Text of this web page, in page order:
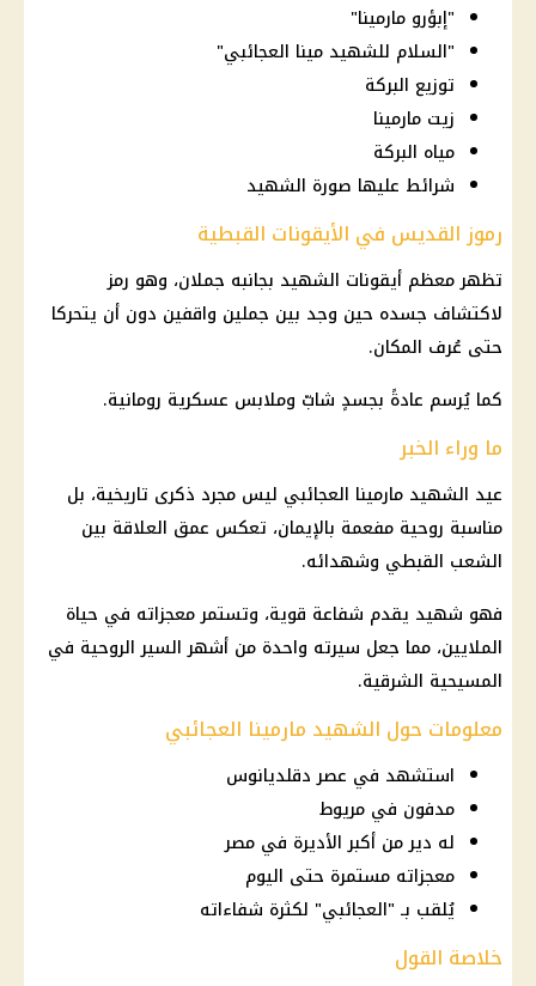
"إبؤرو مارمينا"
"السلام للشهيد مينا العجائبي"
توزيع البركة
زيت مارمينا
مياه البركة
شرائط عليها صورة الشهيد
رموز القديس في الأيقونات القبطية
تظهر معظم أيقونات الشهيد بجانبه جملان، وهو رمز
لاكتشاف جسده حين وجد بين جملين واقفين دون أن يتحركا
حتى عُرف المكان.
كما يُرسم عادةً بجسدٍ شابّ وملابس عسكرية رومانية.
ما وراء الخبر
عيد الشهيد مارمينا العجائبي ليس مجرد ذكرى تاريخية، بل
مناسبة روحية مفعمة بالإيمان، تعكس عمق العلاقة بين
الشعب القبطي وشهدائه.
فهو شهيد يقدم شفاعة قوية، وتستمر معجزاته في حياة
الملايين، مما جعل سيرته واحدة من أشهر السير الروحية في
المسيحية الشرقية.
معلومات حول الشهيد مارمينا العجائبي
استشهد في عصر دقلديانوس
مدفون في مريوط
له دير من أكبر الأديرة في مصر
معجزاته مستمرة حتى اليوم
يُلقب بـ "العجائبي" لكثرة شفاءاته
خلاصة القول